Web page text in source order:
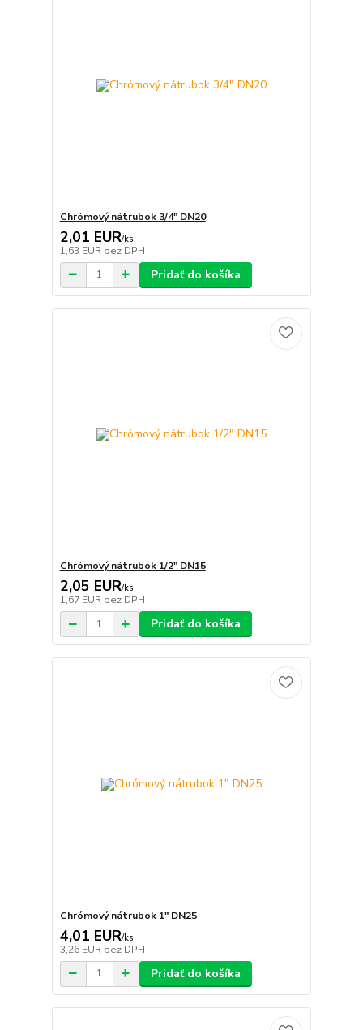
Chrómový nátrubok 3/4" DN20
2,01 EUR/ks
1,63 EUR bez DPH
Pridať do košíka
Chrómový nátrubok 1/2" DN15
2,05 EUR/ks
1,67 EUR bez DPH
Pridať do košíka
Chrómový nátrubok 1" DN25
4,01 EUR/ks
3,26 EUR bez DPH
Pridať do košíka